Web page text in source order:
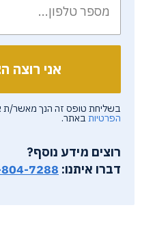
בשליחת טופס זה הנך מאשר/ת
הפרטיות באתר.
רוצים מידע נוסף?
דברו איתנו: 7288